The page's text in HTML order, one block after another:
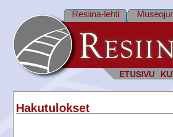
ETUSIVU
Resiina-lehti
Hakutulokset